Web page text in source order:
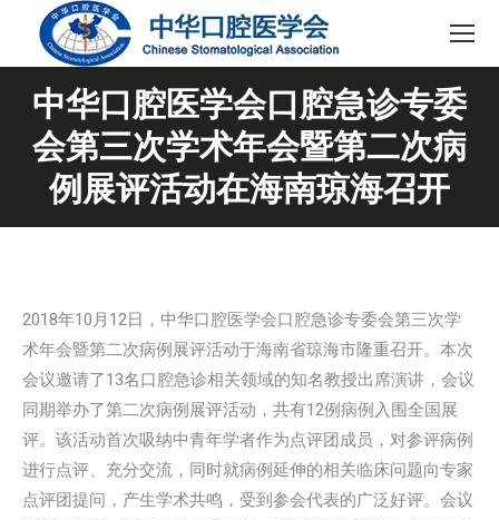
中华口腔医学会口腔急诊专委
会第三次学术年会暨第二次病
例展评活动在海南琼海召开
2018年10月12日，中华口腔医学会口腔急诊专委会第三次学
术年会暨第二次病例展评活动于海南省琼海市隆重召开。本次
会议邀请了13名口腔急诊相关领域的知名教授出席演讲，会议
同期举办了第二次病例展评活动，共有12例病例入围全国展
评。该活动首次吸纳中青年学者作为点评团成员，对参评病例
进行点评、充分交流，同时就病例延伸的相关临床问题向专家
点评团提问，产生学术共鸣，受到参会代表的广泛好评。会议